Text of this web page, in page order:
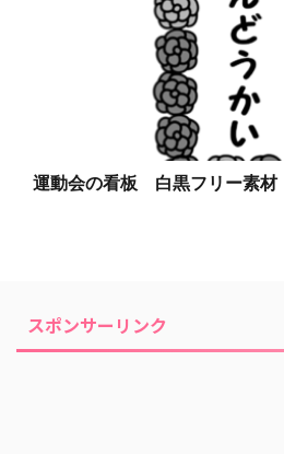
運動会の看板 白黒フリー素材
スポンサーリンク